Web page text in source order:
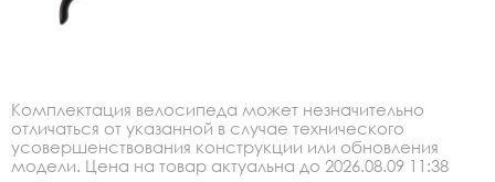
Комплектация велосипеда может незначительно
отличаться от указанной в случае технического
усовершенствования конструкции или обновления
модели. Цена на товар актуальна до 2026.08.09 11:38